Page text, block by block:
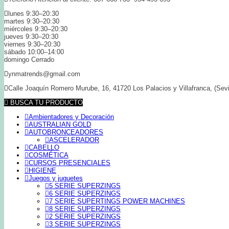
lunes 9:30–20:30
martes 9:30–20:30
miércoles 9:30–20:30
jueves 9:30–20:30
viernes 9:30–20:30
sábado 10:00–14:00
domingo Cerrado
ynmatrends@gmail.com
Calle Joaquín Romero Murube, 16, 41720 Los Palacios y Villafranca,
BUSCA TU PRODUCTO
Ambientadores y Decoración
AUSTRALIAN GOLD
AUTOBRONCEADORES
ASCELERADOR
CABELLO
COSMÉTICA
CURSOS PRESENCIALES
HIGIENE
Juegos y juguetes
5 SERIE SUPERZINGS
6 SERIE SUPERZINGS
7 SERIE SUPERTINGS POWER MACHINES
8 SERIE SUPERZINGS
2 SERIE SUPERZINGS
3 SERIE SUPERZINGS